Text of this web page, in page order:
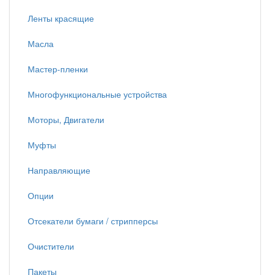
Ленты красящие
Масла
Мастер-пленки
Многофункциональные устройства
Моторы, Двигатели
Муфты
Направляющие
Опции
Отсекатели бумаги / стрипперсы
Очистители
Пакеты